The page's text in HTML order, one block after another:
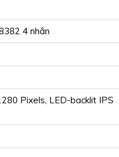
4 nhân
Pixels, LED-backlit IPS